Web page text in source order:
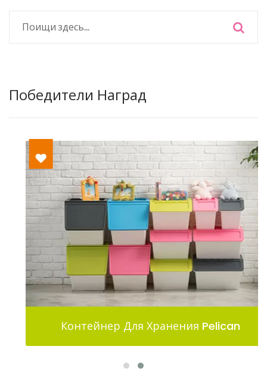
Победители Наград
Контейнер Для Хранения Pelican